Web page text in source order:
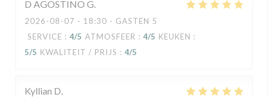
D AGOSTINO G
2026-08-07 - 18:30 - GASTEN 5
SERVICE : 4/5 ATMOSFEER : 4/5 KEUKEN :
5/5 KWALITEIT / PRIJS : 4/5
Kyllian D